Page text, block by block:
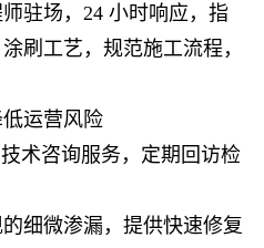
驻场，24 小时响应，指
刷工艺，规范施工流程，
运营风险
术咨询服务，定期回访检
细微渗漏，提供快速修复